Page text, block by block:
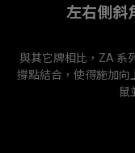
左右側斜
與其它牌相比，ZA 系
撐點結合，使得施加向
鼠